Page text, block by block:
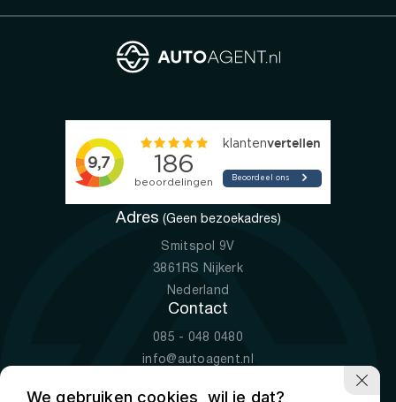
Adres (Geen bezoekadres)
Smitspol 9V
3861RS Nijkerk
Nederland
Contact
085 - 048 0480
info@autoagent.nl
We gebruiken cookies, wil je dat?